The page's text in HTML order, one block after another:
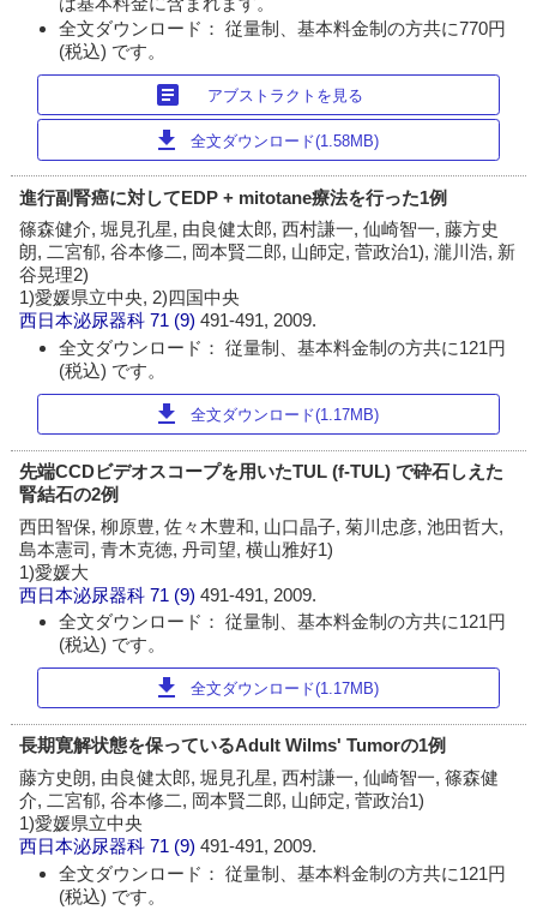
全文ダウンロード： 従量制、基本料金制の方共に770円
(税込) です。
article アブストラクトを見る
download 全文ダウンロード(1.58MB)
進行副腎癌に対してEDP + mitotane療法を行った1例
篠森健介, 堀見孔星, 由良健太郎, 西村謙一, 仙崎智一, 藤方史
朗, 二宮郁, 谷本修二, 岡本賢二郎, 山師定, 菅政治1), 瀧川浩, 新
谷晃理2)
1)愛媛県立中央, 2)四国中央
西日本泌尿器科 71 (9)491-491, 2009.
全文ダウンロード： 従量制、基本料金制の方共に121円
(税込) です。
download 全文ダウンロード(1.17MB)
先端CCDビデオスコープを用いたTUL (f-TUL) で砕石しえた
腎結石の2例
西田智保, 柳原豊, 佐々木豊和, 山口晶子, 菊川忠彦, 池田哲大,
島本憲司, 青木克徳, 丹司望, 横山雅好1)
1)愛媛大
西日本泌尿器科 71 (9)491-491, 2009.
全文ダウンロード： 従量制、基本料金制の方共に121円
(税込) です。
download 全文ダウンロード(1.17MB)
長期寛解状態を保っているAdult Wilms' Tumorの1例
藤方史朗, 由良健太郎, 堀見孔星, 西村謙一, 仙崎智一, 篠森健
介, 二宮郁, 谷本修二, 岡本賢二郎, 山師定, 菅政治1)
1)愛媛県立中央
西日本泌尿器科 71 (9)491-491, 2009.
全文ダウンロード： 従量制、基本料金制の方共に121円
(税込) です。